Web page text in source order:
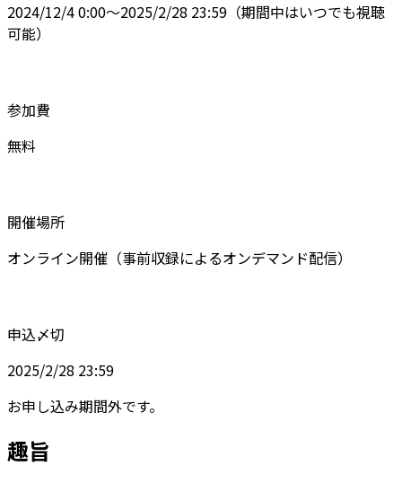
2024/12/4 0:00～2025/2/28 23:59（期間中はいつでも視聴
可能）
参加費
無料
開催場所
オンライン開催（事前収録によるオンデマンド配信）
申込〆切
2025/2/28 23:59
お申し込み期間外です。
趣旨